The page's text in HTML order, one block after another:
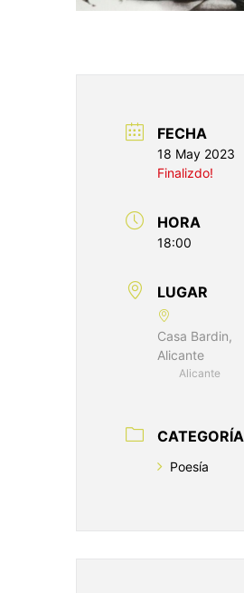
FECHA
18 May 2023
Finalizdo!
HORA
18:00
LUGAR
Casa Bardin,
Alicante
Alicante
CATEGORÍA
Poesía